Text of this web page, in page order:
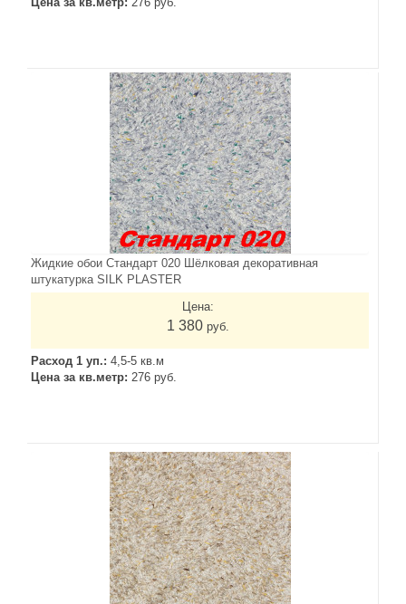
Жидкие обои Стандарт 020 Шёлковая декоративная
штукатурка SILK PLASTER
Цена:
1 380 руб.
Расход 1 уп.: 4,5-5 кв.м
Цена за кв.метр: 276 руб.